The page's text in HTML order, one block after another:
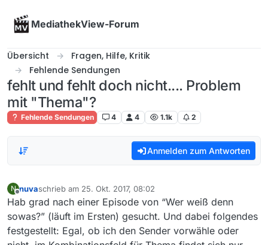
MediathekView-Forum
Übersicht
Fragen, Hilfe, Kritik
Fehlende Sendungen
fehlt und fehlt doch nicht.... Problem
mit "Thema"?
Fehlende Sendungen 4 4 1.1k 2
Anmelden zum Antworten
N
Offline
nuvaschrieb am 25. Okt. 2017, 08:02
zuletzt editiert von
Hab grad nach einer Episode von “Wer weiß denn
sowas?” (läuft im Ersten) gesucht. Und dabei folgendes
festgestellt: Egal, ob ich den Sender vorwähle oder